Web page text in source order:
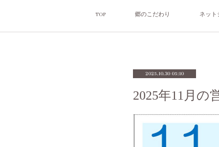
TOP 郷のこだわり ネット
2025.10.30 05:10
2025年11月の